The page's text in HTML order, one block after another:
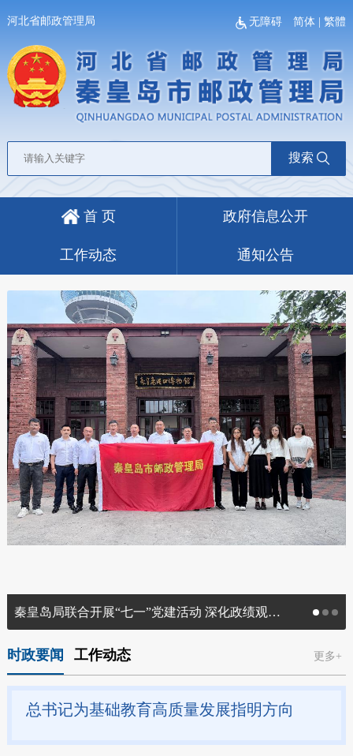
河北省邮政管理局 无障碍 简体 |繁體
搜索
首 页 政府信息公开
工作动态 通知公告
秦皇岛局联合开展“七一”党建活动 深化政绩观学习教育
时政要闻 工作动态 更多+
总书记为基础教育高质量发展指明方向